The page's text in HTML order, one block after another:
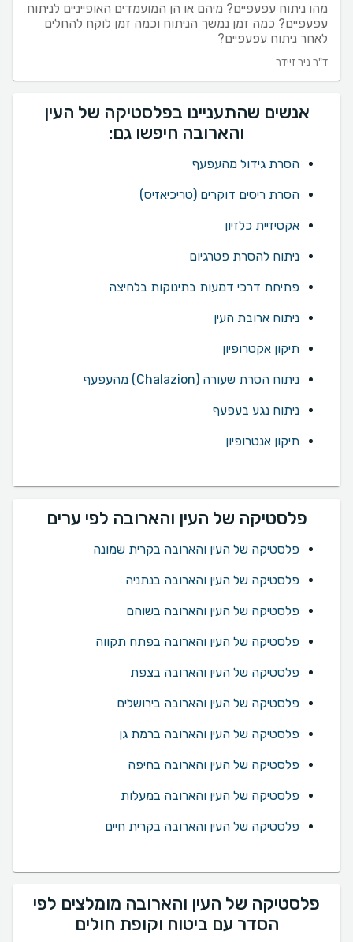
מהו ניתוח עפעפיים? מיהם או הן המועמדים האופייניים לניתוח
עפעפיים? כמה זמן נמשך הניתוח וכמה זמן לוקח להחלים
לאחר ניתוח עפעפיים?
ד"ר ניר זיידר
אנשים שהתעניינו בפלסטיקה של העין
והארובה חיפשו גם:
הסרת גידול מהעפעף
הסרת ריסים דוקרים (טריכיאזיס)
אקסיזיית כלזיון
ניתוח להסרת פטרגיום
פתיחת דרכי דמעות בתינוקות בלחיצה
ניתוח ארובת העין
תיקון אקטרופיון
ניתוח הסרת שעורה (Chalazion) מהעפעף
ניתוח נגע בעפעף
תיקון אנטרופיון
פלסטיקה של העין והארובה לפי ערים
פלסטיקה של העין והארובה בקרית שמונה
פלסטיקה של העין והארובה בנתניה
פלסטיקה של העין והארובה בשוהם
פלסטיקה של העין והארובה בפתח תקווה
פלסטיקה של העין והארובה בצפת
פלסטיקה של העין והארובה בירושלים
פלסטיקה של העין והארובה ברמת גן
פלסטיקה של העין והארובה בחיפה
פלסטיקה של העין והארובה במעלות
פלסטיקה של העין והארובה בקרית חיים
פלסטיקה של העין והארובה מומלצים לפי
הסדר עם ביטוח וקופת חולים